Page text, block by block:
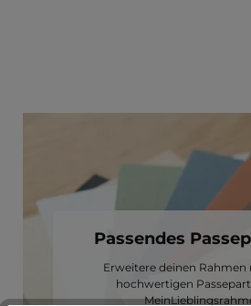
Passendes
Erweitere deinen Rahmen
hochwertigen